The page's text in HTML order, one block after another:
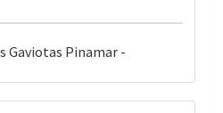
Gaviotas Pinamar -